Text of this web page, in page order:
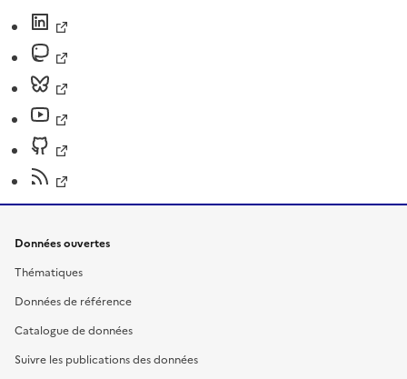
Données ouvertes
Thématiques
Données de référence
Catalogue de données
Suivre les publications des données